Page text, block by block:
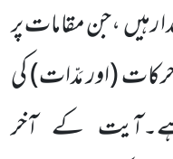
رہیں،جن مقامات پر
(اور مَدّات)کی
کے آخر